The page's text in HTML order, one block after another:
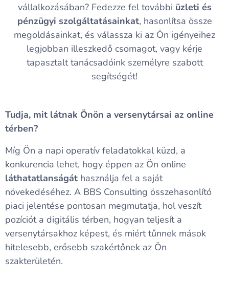
vállalkozásában? Fedezze fel további üzleti és
pénzügyi szolgáltatásainkat, hasonlítsa össze
megoldásainkat, és válassza ki az Ön igényeihez
legjobban illeszkedő csomagot, vagy kérje
tapasztalt tanácsadóink személyre szabott
segítségét!
Tudja, mit látnak Önön a versenytársai az online
térben?
Míg Ön a napi operatív feladatokkal küzd, a
konkurencia lehet, hogy éppen az Ön online
láthatatlanságát használja fel a saját
növekedéséhez. A BBS Consulting összehasonlító
piaci jelentése pontosan megmutatja, hol veszít
pozíciót a digitális térben, hogyan teljesít a
versenytársakhoz képest, és miért tűnnek mások
hitelesebb, erősebb szakértőnek az Ön
szakterületén.